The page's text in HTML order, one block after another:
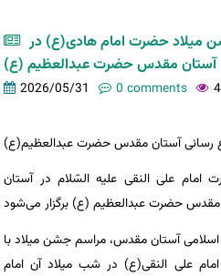
میلاد حضرت امام هادی(ع) در
آستان مقدس حضرت عبدالعظیم (ع)
2026/05/31 0 comments
علی النقی علیه السّلام در آستان
اسلامی آستان مقدس، مراسم جشن میلاد با
علی النقی(ع) در شب میلاد آن امام